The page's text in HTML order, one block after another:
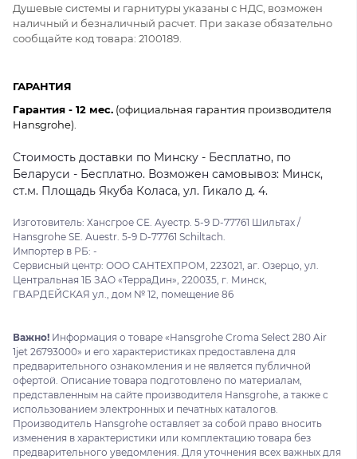
Душевые системы и гарнитуры указаны с НДС, возможен
наличный и безналичный расчет. При заказе обязательно
сообщайте код товара: 2100189.
ГАРАНТИЯ
Гарантия - 12 мес. (официальная гарантия производителя
Hansgrohe).
Стоимость доставки по Минску - Бесплатно, по
Беларуси - Бесплатно. Возможен самовывоз: Минск,
ст.м. Площадь Якуба Коласа, ул. Гикало д. 4.
Изготовитель: Хансгрое СЕ. Ауестр. 5-9 D-77761 Шильтах /
Hansgrohe SE. Auestr. 5-9 D-77761 Schiltach.
Импортер в РБ: -
Сервисный центр: ООО САНТЕХПРОМ, 223021, аг. Озерцо, ул.
Центральная 1Б ЗАО «ТерраДин», 220035, г. Минск,
ГВАРДЕЙСКАЯ ул., дом № 12, помещение 86
Важно! Информация о товаре «Hansgrohe Croma Select 280 Air
1jet 26793000» и его характеристиках предоставлена для
предварительного ознакомления и не является публичной
офертой. Описание товара подготовлено по материалам,
представленным на сайте производителя Hansgrohe, а также с
использованием электронных и печатных каталогов.
Производитель Hansgrohe оставляет за собой право вносить
изменения в характеристики или комплектацию товара без
предварительного уведомления. Для уточнения всех важных для